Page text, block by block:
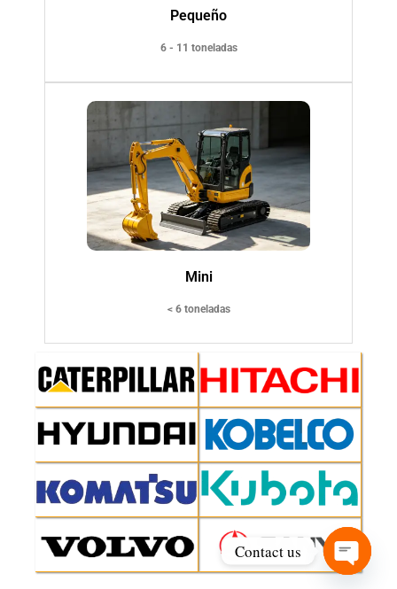
Pequeño
6 - 11 toneladas
Mini
< 6 toneladas
Contact us
Open